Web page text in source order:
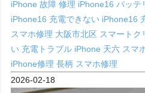
iPhone 故障 修理 iPhone16 バッテ
iPhone16 充電できない iPhone16
スマホ修理 大阪市北区 スマート
い 充電トラブル iPhone 天六 スマ
iPhone修理長柄 スマホ修理
2026-02-18